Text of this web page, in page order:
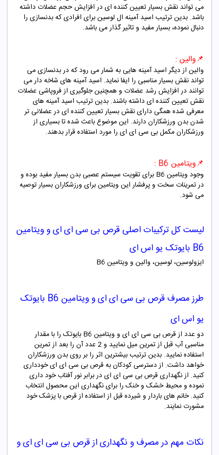
می تواند نقش بسیار تعیین کننده ای در افزایش حجم عضلات داشته
باشد. بدین ترتیب اسید آمینه ال لوسین برای افرادی که بدنسازی را
دنبال نموده، بسیار مفید و تاثیر گذار می باشد.
📌والین :
والین از دیگر اسید آمینه هایی به شمار می رود که در بدنسازی می
تواند نقش بسیار مناسبی را ایفا نماید. اسید آمینه های شاخه دار می
توانند در افزایش رشد عضلات و همچنین جلوگیری از فروپاشی عضلات
نقش تعیین کننده ای داشته باشند. بدین ترتیب اسید آمینه های
معرفی شده همگی دارای نقش بسیار تعیین کننده ای در عضلانی تر
شدن بدن ورزشکاران دارند. این موضوع باعث شده تا بسیاری از
ورزشکاران مکمل بی سی ای ای را مورد استفاده قرار بدهند.
📌ویتامین B6 :
وجود ویتامین B6 برای تقویت سیستم عصبی بدن بسیار مفید بوده و
در تمرینات سخت و پرفشار این ویتامین برای ورزشکاران بسیار توصیه
می شود.
لیست کل ترکیبات اصلی قرص بی سی ای ای و ویتامین
B6 بایوتک یو اس ای
ایزولوسین، لوسین، والین و ویتامین B6
طرز مصرف قرص
بی سی ای ای و ویتامین B6 بایوتک
یو اس ای
دو عدد از قرص بی سی ای ای و ویتامین B6 بایوتک را با مقدار
مناسبی آب قبل از تمرین میل نمایید و 2 عدد آن را بعد از تمرین
استفاده نمایید. بدین ترتیب بیشترین اثر را بر روی بدن ورزشکاران
خواهد داشت. از دسترسی کودکان به قرص بی سی ای ای خودداری
کنید. از نگهداری قرص بی سی ای ای در برابر نور آفتاب خود داری
نموده و محیط خشک و خنک را برای نگهداری این محصول انتخاب
کنید. خانم های باردار و شیرده قبل از استفاده از قرص با پزشک خود
مشورت نمایند.
نکات مهم در مصرف و نگهداری ازقرص بی سی ای ای و